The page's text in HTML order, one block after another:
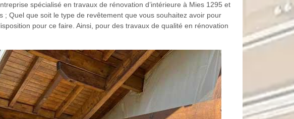
spécialisé en travaux de rénovation d’intérieure à Mies 1295 et
Quel que soit le type de revêtement que vous souhaitez avoir pour
pour ce faire. Ainsi, pour des travaux de qualité en rénovation